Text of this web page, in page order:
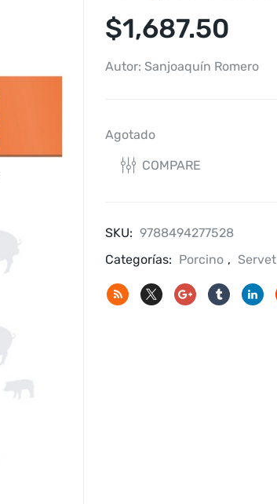
$1,687.50
Autor: Sanjoaquín Romero
Agotado
COMPARE
SKU: 9788494277528
Categorías: Porcino , Servet